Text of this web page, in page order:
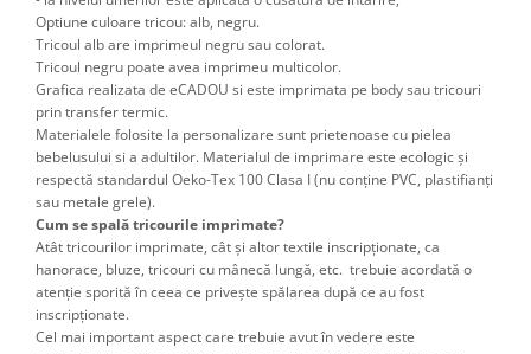
Optiune culoare tricou: alb, negru.
Tricoul alb are imprimeul negru sau colorat.
Tricoul negru poate avea imprimeu multicolor.
Grafica realizata de eCADOU si este imprimata pe body sau tricouri
prin transfer termic.
Materialele folosite la personalizare sunt prietenoase cu pielea
bebelusului si a adultilor. Materialul de imprimare este ecologic și
respectă standardul Oeko-Tex 100 Clasa I (nu conține PVC, plastifianți
sau metale grele).
Cum se spală tricourile imprimate?
Atât tricourilor imprimate, cât şi altor textile inscripţionate, ca
hanorace, bluze, tricouri cu mânecă lungă, etc. trebuie acordată o
atenţie sporită în ceea ce priveşte spălarea după ce au fost
inscripţionate.
Cel mai important aspect care trebuie avut în vedere este